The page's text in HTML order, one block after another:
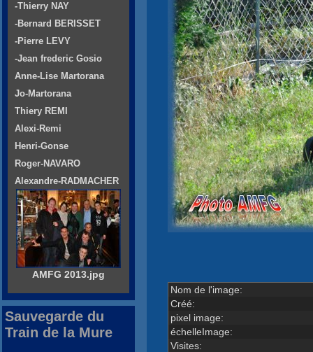
Nom de l'image:
Créé:
pixel image:
échelleImage:
Visites:
-Thierry NAY
-Bernard BERISSET
-Pierre LEVY
-Jean frederic Gosio
Anne-Lise Martorana
Jo-Martorana
Thiery REMI
Alexi-Remi
Henri-Gonse
Roger-NAVARO
Alexandre-RADMACHER
AMFG 2013.jpg
Sauvegarde du
Train de la Mure